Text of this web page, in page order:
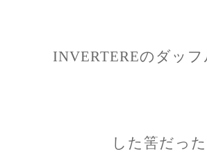
INVERTEREのダッ
した筈だっ